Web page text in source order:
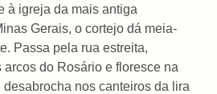
à igreja da mais antiga
Gerais, o cortejo dá meia-
Passa pela rua estreita,
do Rosário e floresce na
nos canteiros da lira